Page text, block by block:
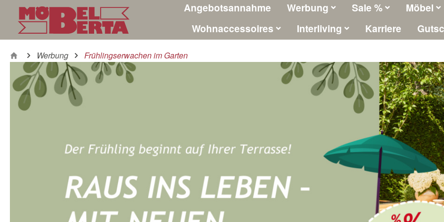
Hauptinhalt springen
Zur Suche springen
Zur Hauptnavigation springen Angebotsannahme Werbung Sale % Möbel
Wohnaccessoires
Interliving Karriere
Werbung Frühlingserwachen im Garten